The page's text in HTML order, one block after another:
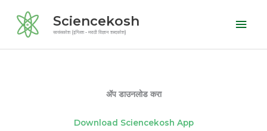
content
Sciencekosh
सायंसकोश (इंग्लिश - मराठी विज्ञान शब्दकोश)
ॲप डाउनलोड करा
Download Sciencekosh App